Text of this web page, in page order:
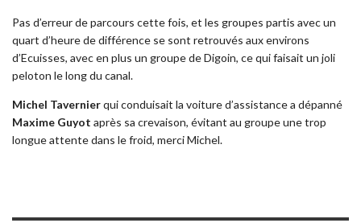
Pas d’erreur de parcours cette fois, et les groupes partis avec un
quart d’heure de différence se sont retrouvés aux environs
d’Ecuisses, avec en plus un groupe de Digoin, ce qui faisait un joli
peloton le long du canal.
Michel Tavernierqui conduisait la voiture d’assistance a dépanné
Maxime Guyot après sa crevaison, évitant au groupe une trop
longue attente dans le froid, merci Michel.